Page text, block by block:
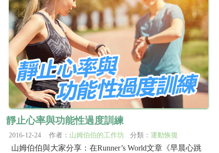
靜止心率與功能性過度訓練
2016-12-24 作者： 山姆伯伯的工作坊 分類： 運動恢復
山姆伯伯與大家分享：在Runner’s World文章《早晨心跳